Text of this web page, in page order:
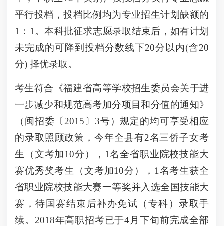
平行投档，投档比例均为专业招生计划缺额的
1：1。本科批征求志愿录取结束后，如有计划
未完成的可降到投档分数线下20分以内(含20
分) 择优录取。
考生符合《福建省高等学校招生委员会关于进
一步减少和规范高考加分项目和分值的通知》
（闽招委〔2015〕3号）规定的均可享受相应
的录取照顾政策，今年全县有2名三侨子女考
生（文考加10分），1名全省职业院校技能大
赛优秀奖考生（文考加10分），1名考生获全
省职业院校技能大赛一等奖并入选全国技能大
赛，待国赛结束后补办免试（专科）录取手
续。2018年高职招考已于4月下旬前完成全部